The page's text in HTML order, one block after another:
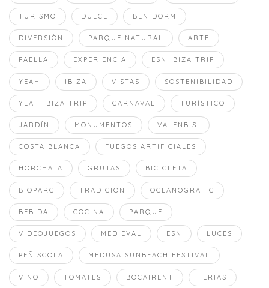
TURISMO DULCE BENIDORM
DIVERSIÒN PARQUE NATURAL ARTE
PAELLA EXPERIENCIA ESN IBIZA TRIP
YEAH IBIZA VISTAS SOSTENIBILIDAD
YEAH IBIZA TRIP CARNAVAL TURÍSTICO
JARDÍN MONUMENTOS VALENBISI
COSTA BLANCA FUEGOS ARTIFICIALES
HORCHATA GRUTAS BICICLETA
BIOPARC TRADICION OCEANOGRAFIC
BEBIDA COCINA PARQUE
VIDEOJUEGOS MEDIEVAL ESN LUCES
PEÑISCOLA MEDUSA SUNBEACH FESTIVAL
VINO TOMATES BOCAIRENT FERIAS